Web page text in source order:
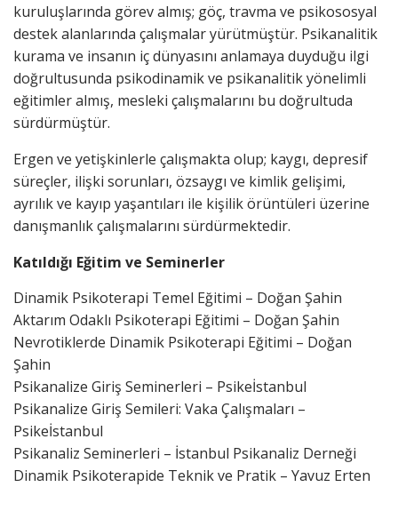
kuruluşlarında görev almış; göç, travma ve psikososyal
destek alanlarında çalışmalar yürütmüştür. Psikanalitik
kurama ve insanın iç dünyasını anlamaya duyduğu ilgi
doğrultusunda psikodinamik ve psikanalitik yönelimli
eğitimler almış, mesleki çalışmalarını bu doğrultuda
sürdürmüştür.
Ergen ve yetişkinlerle çalışmakta olup; kaygı, depresif
süreçler, ilişki sorunları, özsaygı ve kimlik gelişimi,
ayrılık ve kayıp yaşantıları ile kişilik örüntüleri üzerine
danışmanlık çalışmalarını sürdürmektedir.
Katıldığı Eğitim ve Seminerler
Dinamik Psikoterapi Temel Eğitimi – Doğan Şahin
Aktarım Odaklı Psikoterapi Eğitimi – Doğan Şahin
Nevrotiklerde Dinamik Psikoterapi Eğitimi – Doğan
Şahin
Psikanalize Giriş Seminerleri – Psikeİstanbul
Psikanalize Giriş Semileri: Vaka Çalışmaları –
Psikeİstanbul
Psikanaliz Seminerleri – İstanbul Psikanaliz Derneği
Dinamik Psikoterapide Teknik ve Pratik – Yavuz Erten